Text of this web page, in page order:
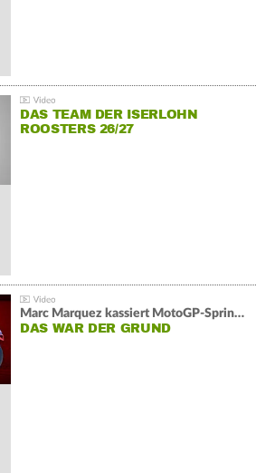
DAS TEAM DER ISERLOHN
ROOSTERS 26/27
Marc Marquez kassiert MotoGP-Sprint-Schlappe:
DAS WAR DER GRUND